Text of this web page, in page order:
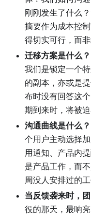
刚刚发生了什么
摘要作为成本控
得切实可行，而非
迁移方案是什么？
我们是锁定一个
的副本，亦或是
布时没有回答这
期到来时，将被
沟通曲线是什么？
个用户主动选择
用通知、产品内
是产品工作，而
周没人安排过的工
当反馈袭来时，
役的那天，最响